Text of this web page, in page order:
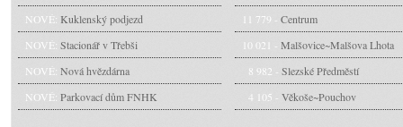
NOVÉ: Kuklenský podjezd
NOVÉ: Stacionář v Třebši
NOVÉ: Nová hvězdárna
NOVÉ: Parkovací dům FNHK
11 779 - Centrum
10 021 - Malšovice~Malšova Lhota
8 982 - Slezské Předměstí
4 105 - Věkoše~Pouchov